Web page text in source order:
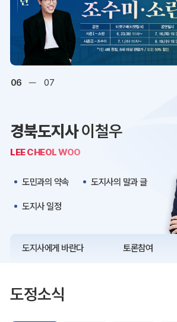
행정 통합
디지털아카이브 문화·관광
오시는 길
K보듬 6000
정보공개
06 07
경북도지사이철우
LEE CHEOL WOO
도민과의 약속 도지사의 말과 글
도지사 일정
도지사에게 바란다 토론참여
도정소식